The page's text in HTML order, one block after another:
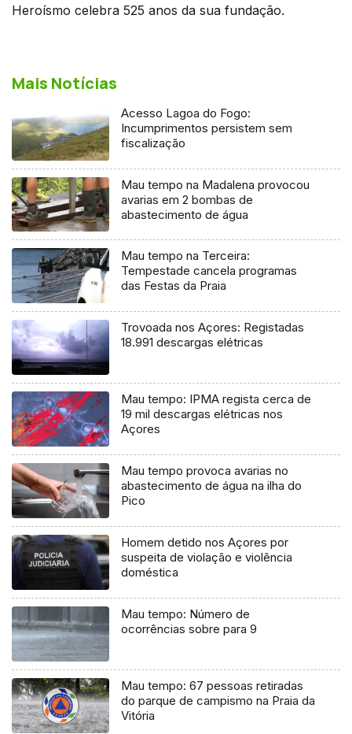
Heroísmo celebra 525 anos da sua fundação.
Mais Notícias
Acesso Lagoa do Fogo:
Incumprimentos persistem sem
fiscalização
Mau tempo na Madalena provocou
avarias em 2 bombas de
abastecimento de água
Mau tempo na Terceira:
Tempestade cancela programas
das Festas da Praia
Trovoada nos Açores: Registadas
18.991 descargas elétricas
Mau tempo: IPMA regista cerca de
19 mil descargas elétricas nos
Açores
Mau tempo provoca avarias no
abastecimento de água na ilha do
Pico
Homem detido nos Açores por
suspeita de violação e violência
doméstica
Mau tempo: Número de
ocorrências sobre para 9
Mau tempo: 67 pessoas retiradas
do parque de campismo na Praia da
Vitória